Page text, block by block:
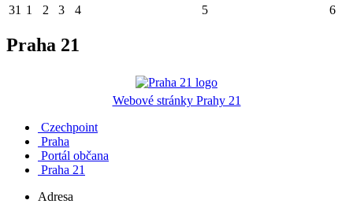
31 1 2 3 4 5 6
Praha 21
Webové stránky Prahy 21
Czechpoint
Praha
Portál občana
Praha 21
Adresa